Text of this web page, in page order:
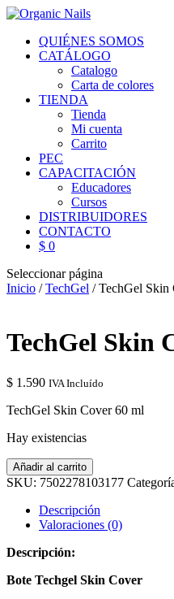
QUIÉNES SOMOS
CATÁLOGO
Catalogo
Carta de colores
TIENDA
Tienda
Mi cuenta
Carrito
PEC
CAPACITACIÓN
Educadores
Cursos
DISTRIBUIDORES
CONTACTO
$ 0
Seleccionar página
Inicio /TechGel / TechGel Skin
TechGel Skin
$ 1.590 IVA Incluído
TechGel Skin Cover 60 ml
Hay existencias
TechGel
Skin
Añadir al carrito
SKU: 7502278103177
Descripción
Valoraciones (0)
Descripción:
Bote Techgel Skin Cover